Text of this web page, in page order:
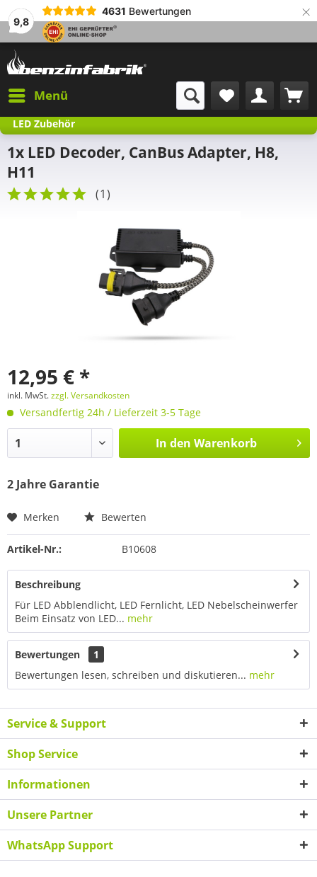
9,8
4631 Bewertungen ×
Menü
LED Zubehör
1x LED Decoder, CanBus Adapter, H8,
H11
(1)
12,95 € *
inkl. MwSt.zzgl. Versandkosten
Versandfertig 24h / Lieferzeit 3-5 Tage
In den Warenkorb
2 Jahre Garantie
Merken Bewerten
Artikel-Nr.: B10608
Beschreibung
Für LED Abblendlicht, LED Fernlicht, LED Nebelscheinwerfer
Beim Einsatz von LED... mehr
Bewertungen
1
Bewertungen lesen, schreiben und diskutieren... mehr
Service & Support
Shop Service
Informationen
Unsere Partner
WhatsApp Support